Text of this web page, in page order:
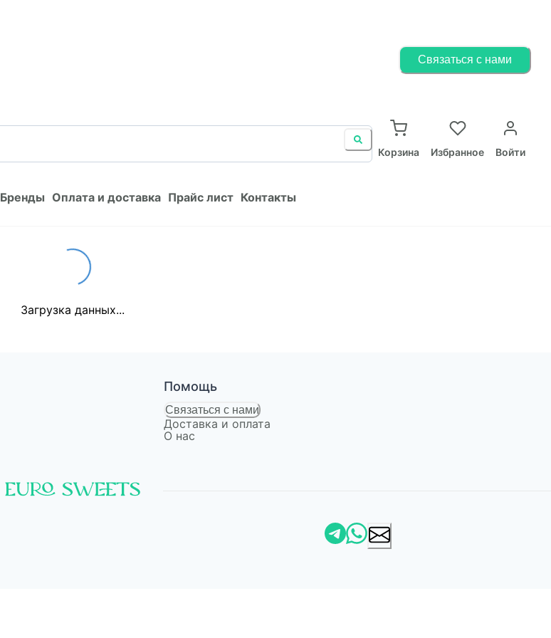
Связаться с нами
Корзина Избранное Войти
Бренды Оплата и доставка Прайс лист Контакты
Loading...
Загрузка данных...
Помощь
Связаться с нами
Доставка и оплата
О нас